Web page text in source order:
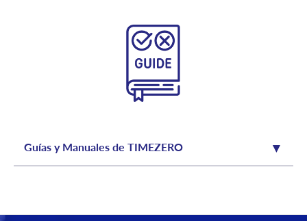
Guías y Manuales de TIMEZERO